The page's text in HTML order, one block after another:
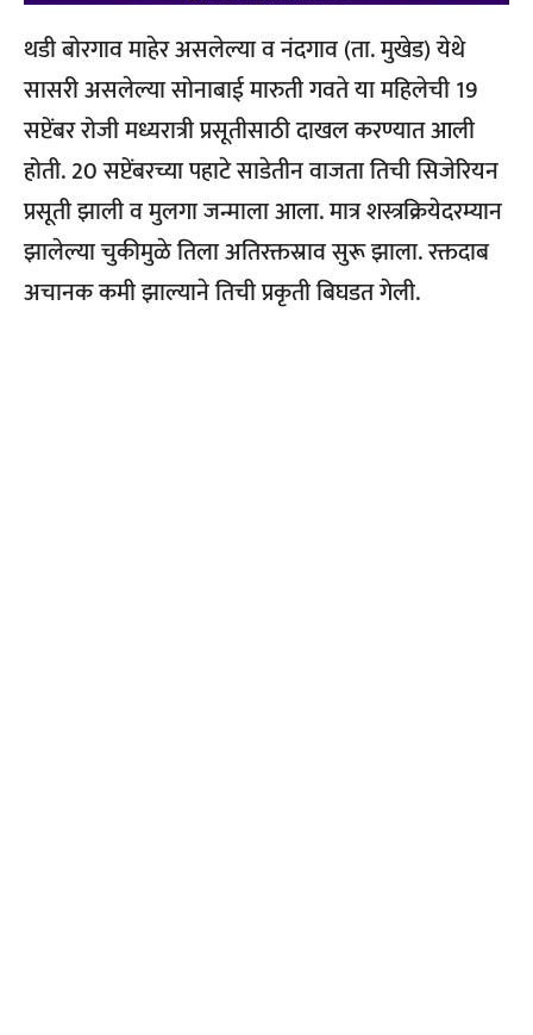
थडी बोरगाव माहेर असलेल्या व नंदगाव (ता. मुखेड) येथे
सासरी असलेल्या सोनाबाई मारुती गवते या महिलेची 19
सप्टेंबर रोजी मध्यरात्री प्रसूतीसाठी दाखल करण्यात आली
होती. 20 सप्टेंबरच्या पहाटे साडेतीन वाजता तिची सिजेरियन
प्रसूती झाली व मुलगा जन्माला आला. मात्र शस्त्रक्रियेदरम्यान
झालेल्या चुकीमुळे तिला अतिरक्तस्राव सुरू झाला. रक्तदाब
अचानक कमी झाल्याने तिची प्रकृती बिघडत गेली.